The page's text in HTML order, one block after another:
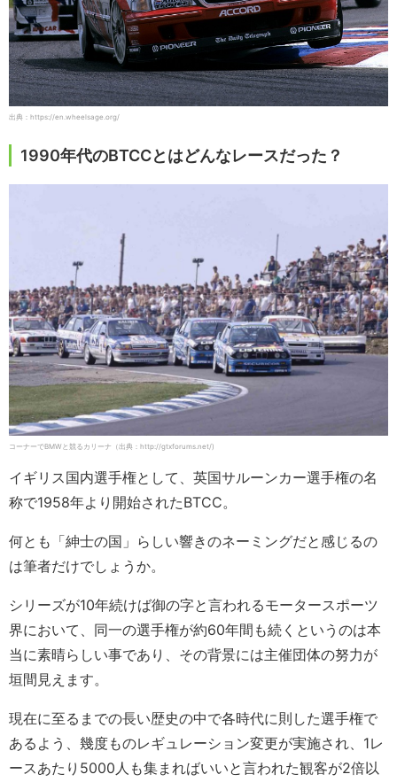
出典：https://en.wheelsage.org/
1990年代のBTCCとはどんなレースだった？
コーナーでBMWと競るカリーナ（出典：http://gtxforums.net/)
イギリス国内選手権として、英国サルーンカー選手権の名
称で1958年より開始されたBTCC。
何とも「紳士の国」らしい響きのネーミングだと感じるの
は筆者だけでしょうか。
シリーズが10年続けば御の字と言われるモータースポーツ
界において、同一の選手権が約60年間も続くというのは本
当に素晴らしい事であり、その背景には主催団体の努力が
垣間見えます。
現在に至るまでの長い歴史の中で各時代に則した選手権で
あるよう、幾度ものレギュレーション変更が実施され、1レ
ースあたり5000人も集まればいいと言われた観客が2倍以